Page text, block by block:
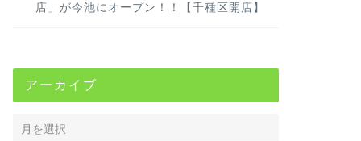
店」が今池にオープン！！【千種区開店】
アーカイブ